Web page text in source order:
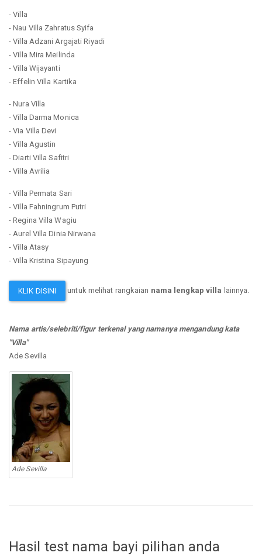
- Villa
- Nau Villa Zahratus Syifa
- Villa Adzani Argajati Riyadi
- Villa Mira Meilinda
- Villa Wijayanti
- Effelin Villa Kartika
- Nura Villa
- Villa Darma Monica
- Via Villa Devi
- Villa Agustin
- Diarti Villa Safitri
- Villa Avrilia
- Villa Permata Sari
- Villa Fahningrum Putri
- Regina Villa Wagiu
- Aurel Villa Dinia Nirwana
- Villa Atasy
- Villa Kristina Sipayung
KLIK DISINI untuk melihat rangkaian nama lengkap villa lainnya.
Nama artis/selebriti/figur terkenal yang namanya mengandung kata
"Villa"
Ade Sevilla
Ade Sevilla
Hasil test nama bayi pilihan anda